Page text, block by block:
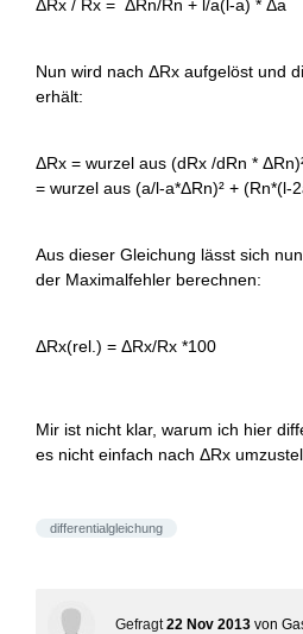
ΔRx / Rx = ΔRn/Rn + l/a(l-a) * Δa
Nun wird nach ΔRx aufgelöst und
erhält:
ΔRx = wurzel aus (dRx /dRn *
= wurzel aus (a/l-a*ΔRn)² + (Rn*(l-
Aus dieser Gleichung lässt sich
der Maximalfehler berechnen:
ΔRx(rel.) = ΔRx/Rx *100
Mir ist nicht klar, warum ich hier
es nicht einfach nach ΔRx
differentialgleichung
Gefragt 22 Nov 2013 von